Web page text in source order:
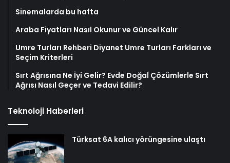
Sinemalarda bu hafta
Araba Fiyatları Nasıl Okunur ve Güncel Kalır
Umre Turları Rehberi Diyanet Umre Turları Farkları ve
Seçim Kriterleri
Sırt Ağrısına Ne İyi Gelir? Evde Doğal Çözümlerle Sırt
Ağrısı Nasıl Geçer ve Tedavi Edilir?
Teknoloji Haberleri
Türksat 6A kalıcı yörüngesine ulaştı